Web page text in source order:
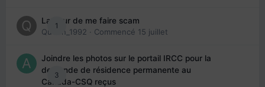
1
La peur de me faire scam
Queen_1992 · Commencé 15 juillet
3
Joindre les photos sur le portail IRCC pour la
demande de résidence permanente au
Canada-CSQ reçus